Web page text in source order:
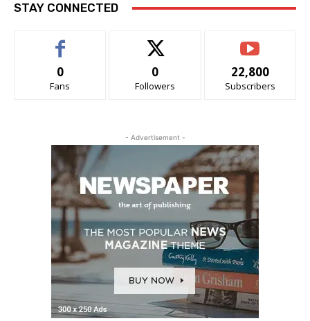
STAY CONNECTED
0
Fans
0
Followers
22,800
Subscribers
- Advertisement -